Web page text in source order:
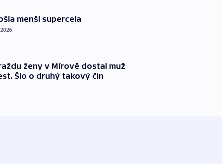
menší supercela
ženy v Mírově dostal muž
Šlo o druhý takový čin